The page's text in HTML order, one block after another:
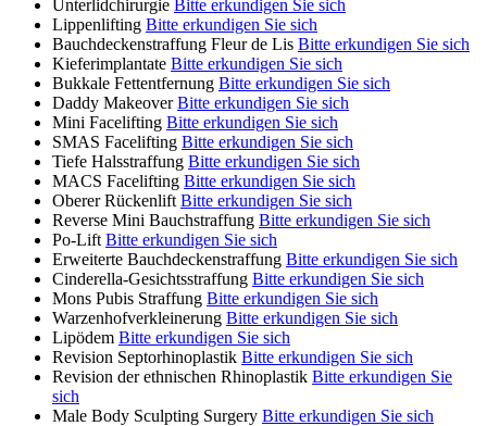
Unterlidchirurgie Bitte erkundigen Sie sich
Lippenlifting Bitte erkundigen Sie sich
Bauchdeckenstraffung Fleur de Lis Bitte erkundigen Sie sich
Kieferimplantate Bitte erkundigen Sie sich
Bukkale Fettentfernung Bitte erkundigen Sie sich
Daddy Makeover Bitte erkundigen Sie sich
Mini Facelifting Bitte erkundigen Sie sich
SMAS Facelifting Bitte erkundigen Sie sich
Tiefe Halsstraffung Bitte erkundigen Sie sich
MACS Facelifting Bitte erkundigen Sie sich
Oberer Rückenlift Bitte erkundigen Sie sich
Reverse Mini Bauchstraffung Bitte erkundigen Sie sich
Po-Lift Bitte erkundigen Sie sich
Erweiterte Bauchdeckenstraffung Bitte erkundigen Sie sich
Cinderella-Gesichtsstraffung Bitte erkundigen Sie sich
Mons Pubis Straffung Bitte erkundigen Sie sich
Warzenhofverkleinerung Bitte erkundigen Sie sich
Lipödem Bitte erkundigen Sie sich
Revision Septorhinoplastik Bitte erkundigen Sie sich
Revision der ethnischen Rhinoplastik Bitte erkundigen Sie
sich
Male Body Sculpting Surgery Bitte erkundigen Sie sich